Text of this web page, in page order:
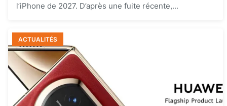
l’iPhone de 2027. D’après une fuite récente,...
ACTUALITÉS